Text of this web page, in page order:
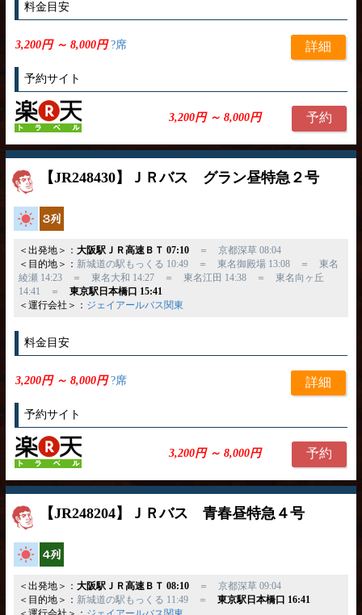
料金目安
3,200円 ～ 8,000円?席 詳細
予約サイト
3,200円 ～ 8,000円 予約
【JR248430】ＪＲバス グラン昼特急２号
高速バス
＜出発地＞： 大阪駅ＪＲ高速ＢＴ 07:10＝ 京都深草 08:04
＜目的地＞： 新城道の駅もっくる 10:49 ＝ 東名御殿場 13:08 ＝ 東名
綾瀬 14:23 ＝ 東名大和 14:27 ＝ 東名江田 14:38 ＝ 東名向ヶ丘
14:41 ＝ 東京駅日本橋口 15:41
＜運行会社＞： ジェイアールバス関東
料金目安
3,200円 ～ 8,000円?席 詳細
予約サイト
3,200円 ～ 8,000円 予約
【JR248204】ＪＲバス 青春昼特急４号
高速バス
＜出発地＞： 大阪駅ＪＲ高速ＢＴ 08:10＝ 京都深草 09:04
＜目的地＞： 新城道の駅もっくる 11:49 ＝ 東京駅日本橋口 16:41